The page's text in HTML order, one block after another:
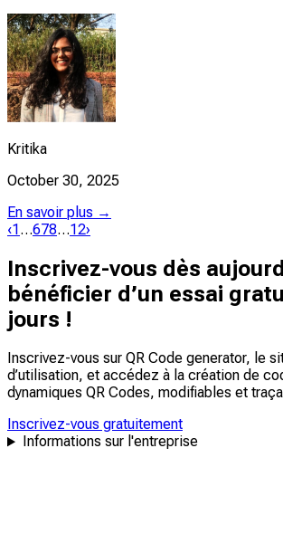
Kritika
October 30, 2025
En savoir plus →
‹1…678…12›
Inscrivez-vous dès
bénéficier d’un essai
jours !
Inscrivez-vous sur QR Code generator, le
d’utilisation, et accédez à la création de
dynamiques QR Codes, modifiables et
Inscrivez-vous gratuitement
Informations sur l'entreprise